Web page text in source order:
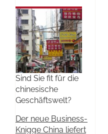
Sind Sie fit für die
chinesische
Geschäftswelt?
Der neue Business-
Knigge China liefert